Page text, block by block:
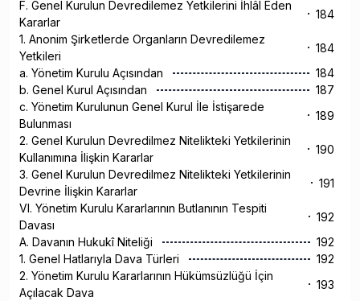
F. Genel Kurulun Devredilemez Yetkilerini İhlâl Eden
Kararlar
184
1. Anonim Şirketlerde Organların Devredilemez
Yetkileri
184
a. Yönetim Kurulu Açısından
184
b. Genel Kurul Açısından
187
c. Yönetim Kurulunun Genel Kurul İle İstişarede
Bulunması
189
2. Genel Kurulun Devredilmez Nitelikteki Yetkilerinin
Kullanımına İlişkin Kararlar
190
3. Genel Kurulun Devredilmez Nitelikteki Yetkilerinin
Devrine İlişkin Kararlar
191
VI. Yönetim Kurulu Kararlarının Butlanının Tespiti
Davası
192
A. Davanın Hukukî Niteliği
192
1. Genel Hatlarıyla Dava Türleri
192
2. Yönetim Kurulu Kararlarının Hükümsüzlüğü İçin
Açılacak Dava
193